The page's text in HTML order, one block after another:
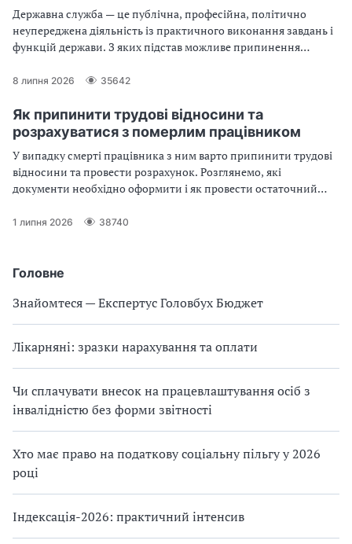
Головне
Знайомтеся — Експертус Головбух Бюджет
Лікарняні: зразки нарахування та оплати
Чи сплачувати внесок на працевлаштування осіб з
інвалідністю без форми звітності
Хто має право на податкову соціальну пільгу у 2026
році
Індексація-2026: практичний інтенсив
Державна служба — це публічна, професійна, політично
неупереджена діяльність із практичного виконання завдань і
функцій держави. З яких підстав можливе припинення
служби? З’ясуймо разом!
8 липня 2026 35642
Як припинити трудові відносини та
розрахуватися з померлим працівником
У випадку смерті працівника з ним варто припинити трудові
відносини та провести розрахунок. Розглянемо, які
документи необхідно оформити і як провести остаточний
1 липня 2026 38740